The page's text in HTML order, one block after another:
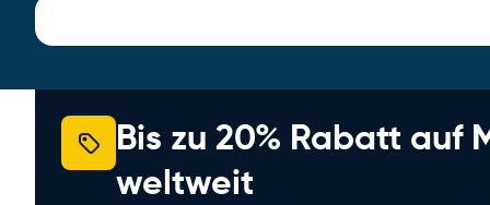
Bis zu 20% Rabatt auf
weltweit